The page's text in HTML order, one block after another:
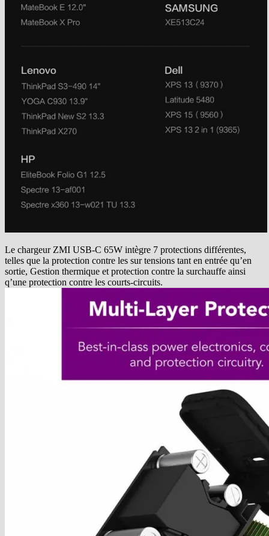
Le chargeur ZMI USB-C 65W intègre 7 protections différentes,
telles que la protection contre les sur tensions tant en entrée qu’en
sortie, Gestion thermique et protection contre la surchauffe ainsi
q’une protection contre les courts-circuits.